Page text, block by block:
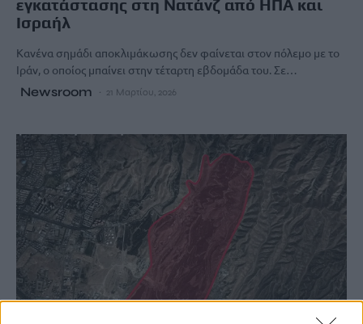
εγκατάστασης στη Νατάνζ από ΗΠΑ και
Ισραήλ
Κανένα σημάδι αποκλιμάκωσης δεν φαίνεται στον πόλεμο με το
Ιράν, ο οποίος μπαίνει στην τέταρτη εβδομάδα του. Σε…
Newsroom 21 Μαρτίου, 2026